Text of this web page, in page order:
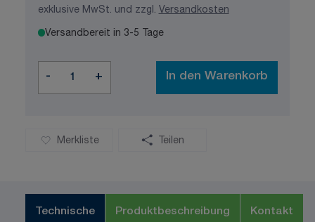
exklusive MwSt. und zzgl. Versandkosten
Versandbereit in 3-5 Tage
- + In den Warenkorb
Merkliste Teilen
Technische
Produktbeschreibung Kontakt